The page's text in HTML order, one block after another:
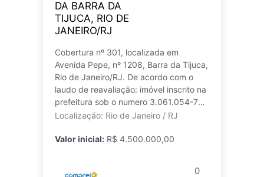
DA BARRA DA
TIJUCA, RIO DE
JANEIRO/RJ
Cobertura nº 301, localizada em
Avenida Pepe, nº 1208, Barra da Tijuca,
Rio de Janeiro/RJ. De acordo com o
laudo de reavaliação: imóvel inscrito na
prefeitura sob o numero 3.061.054-7
possui 313 metros quadrados, sen
Localização: Rio de Janeiro / RJ
Valor inicial: R$ 4.500.000,00
0